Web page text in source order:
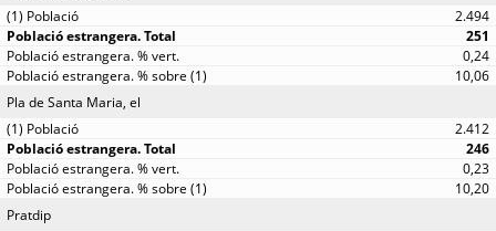
2.494
251
0,24
10,06
Pla de Santa Maria, el
2.412
246
0,23
10,20
Pratdip